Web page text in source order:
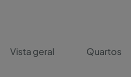
Vista geral Quartos